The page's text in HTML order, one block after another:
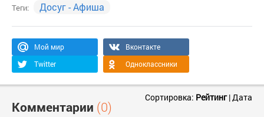
Теги: Досуг - Афиша
Мой мир
Вконтакте
Twitter
Одноклассники
Комментарии (0)
Сортировка: Рейтинг|Дата